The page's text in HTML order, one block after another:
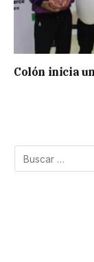
Colón inicia